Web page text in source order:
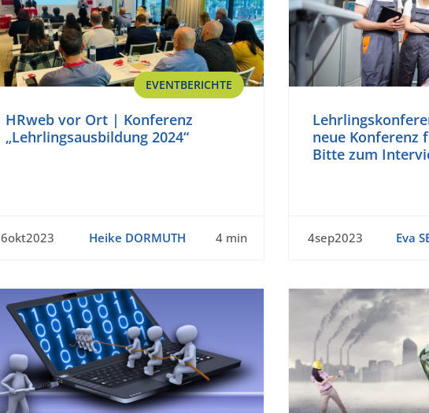
EVENTBERICHTE
HRweb vor Ort | Konferenz
„Lehrlingsausbildung 2024“
6okt2023 Heike DORMUTH 4 min
neue Konferenz
Bitte zum
4sep2023 Eva